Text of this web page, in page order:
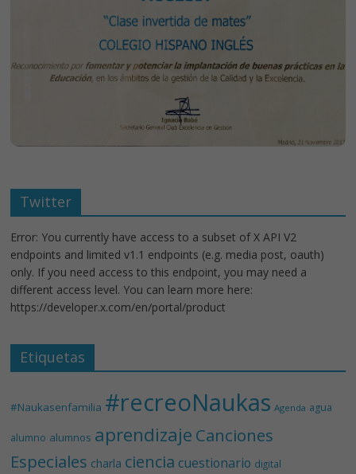
Twitter
Error: You currently have access to a subset of X API V2
endpoints and limited v1.1 endpoints (e.g. media post, oauth)
only. If you need access to this endpoint, you may need a
different access level. You can learn more here:
https://developer.x.com/en/portal/product
Etiquetas
#Naukasenfamilia #recreoNaukas Agenda agua
alumno alumnos aprendizaje Canciones
Especiales charla ciencia cuestionario digital